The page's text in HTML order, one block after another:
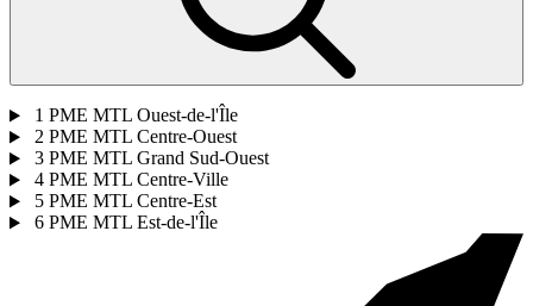
1 PME MTL Ouest-de-l'Île
2 PME MTL Centre-Ouest
3 PME MTL Grand Sud-Ouest
4 PME MTL Centre-Ville
5 PME MTL Centre-Est
6 PME MTL Est-de-l'Île